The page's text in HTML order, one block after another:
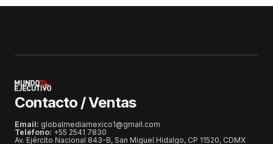
Contacto / Ventas
Email: globalmediamexico1@gmail.com
Teléfono: +55 2541 7830
Av. Ejército Nacional 843-B, San Miguel Hidalgo, CP 11520, CDMX